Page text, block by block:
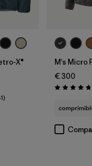
X®
Reseñas
)
M's Micro
€ 300
Puntuación: